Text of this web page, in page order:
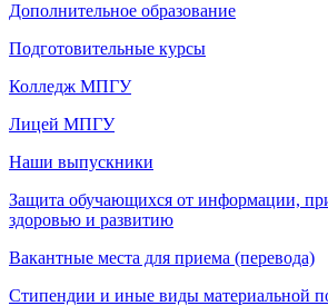
Дополнительное образование
Подготовительные курсы
Колледж МПГУ
Лицей МПГУ
Наши выпускники
Защита обучающихся от информации,
здоровью и развитию
Вакантные места для приема (перевода)
Стипендии и иные виды материальной